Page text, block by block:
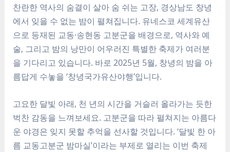
찬란한 역사의 숨결이 살아 숨 쉬는 고장, 경상남도 창녕
에서 잊을 수 없는 밤이 펼쳐집니다. 유네스코 세계유산
으로 등재된 교동·송현동 고분군을 배경으로, 역사와 예
술, 그리고 밤의 낭만이 어우러진 특별한 축제가 여러분
을 기다리고 있습니다. 바로 2025년 5월, 창녕의 밤을 아
름답게 수놓을 ‘창녕국가유산야행’입니다.
고요한 달빛 아래, 천 년의 시간을 거슬러 올라가는 듯한
벅찬 감동을 느껴보세요. 고분군을 따라 펼쳐지는 아름다
운 야경은 잊지 못할 추억을 선사할 것입니다. ‘달빛 한 아
름 교동고분군 밤마실’이라는 부제로 열리는 이번 축제